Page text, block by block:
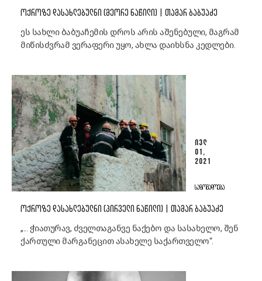
ᲝᲥᲠᲝᲖᲔ ᲓᲐᲡᲐᲮᲚᲔᲑᲣᲚᲜᲘ (ᲛᲔᲝᲠᲔ ᲜᲐᲬᲘᲚᲘ) | ᲗᲐᲛᲐᲠ ᲑᲐᲑᲣᲐᲫᲔ
ეს სახლი ბაბუაჩემის დროს არის აშენებული, მაგრამ
მიწისძვრამ ვერაფერი უყო, ახლა დაიხსნა კედლები.
ᲘᲕᲚ
01,
2021
ᲡᲐᲖᲝᲒᲐᲓᲝᲔᲑᲐ
ᲝᲥᲠᲝᲖᲔ ᲓᲐᲡᲐᲮᲚᲔᲑᲣᲚᲜᲘ (ᲞᲘᲠᲕᲔᲚᲘ ᲜᲐᲬᲘᲚᲘ) | ᲗᲐᲛᲐᲠ ᲑᲐᲑᲣᲐᲫᲔ
„... ჭიათურავ, ძველთაგანვე ნაქებო და სასახელო, შენ
ქართული მარგანეცით ასახელე საქართველო“.